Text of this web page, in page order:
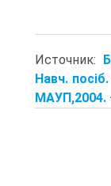
Источник:
Навч.
МАУП,2004.